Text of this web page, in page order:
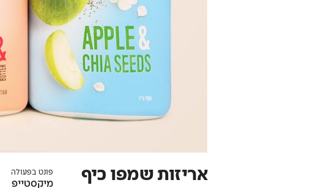
אריזות שמפו כיף פונט בפעולה
מיקסטייפ